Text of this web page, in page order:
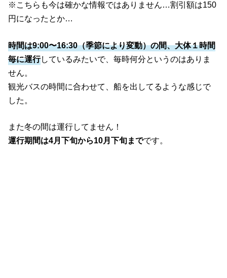
※こちらも今は確かな情報ではありません…割引額は150
円になったとか…
時間は9:00〜16:30（季節により変動）の間、大体１時間
毎に運行しているみたいで、毎時何分というのはありま
せん。
観光バスの時間に合わせて、船を出してるような感じで
した。
また冬の間は運行してません！
運行期間は4月下旬から10月下旬までです。